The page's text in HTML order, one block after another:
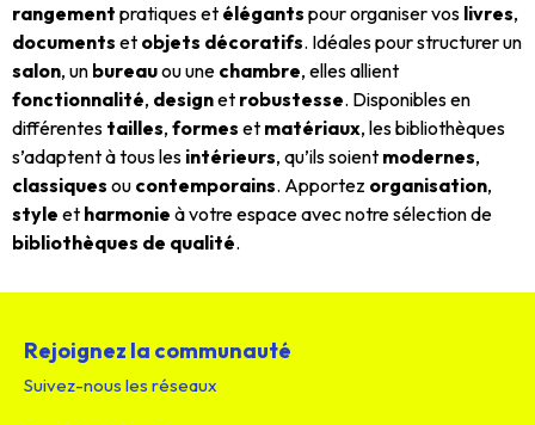
rangement pratiques et élégants pour organiser vos livres,
documents et objets décoratifs. Idéales pour structurer un
salon, un bureauou une chambre, elles allient
fonctionnalité, designet robustesse. Disponibles en
différentes tailles, formes et matériaux, les bibliothèques
s’adaptent à tous les intérieurs, qu’ils soient modernes,
classiques ou contemporains. Apportez organisation,
style et harmonie à votre espace avec notre sélection de
bibliothèques de qualité.
Rejoignez la communauté
Suivez-nous les réseaux